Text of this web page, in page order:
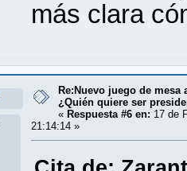
más clara
Re:Nuevo juego de
¿Quién quiere ser
« Respuesta #6 en: 17 de
21:14:14 »